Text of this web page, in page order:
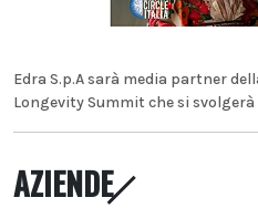
Edra S.p.A sarà media partner
Longevity Summit che si svolgerà
AZIENDE